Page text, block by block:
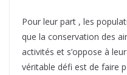
Pour leur part , les
que la conservation des
activités et s’oppose à
véritable défi est de faire